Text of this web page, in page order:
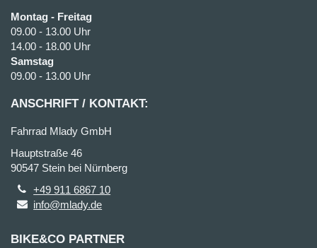
Montag - Freitag
09.00 - 13.00 Uhr
14.00 - 18.00 Uhr
Samstag
09.00 - 13.00 Uhr
ANSCHRIFT / KONTAKT:
Fahrrad Mlady GmbH
Hauptstraße 46
90547 Stein bei Nürnberg
+49 911 6867 10
info@mlady.de
BIKE&CO PARTNER